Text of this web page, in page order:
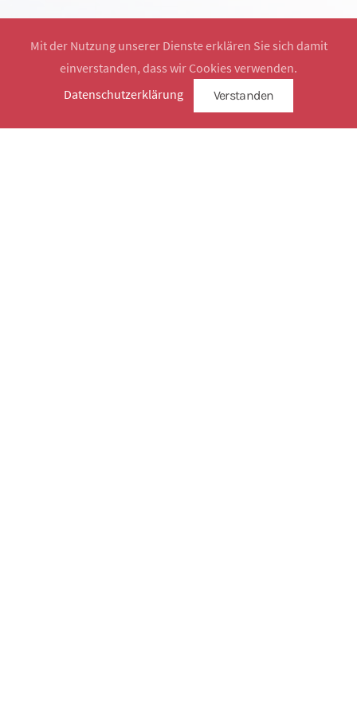
Mit der Nutzung unserer Dienste erklären Sie sich damit
einverstanden, dass wir Cookies verwenden.
Datenschutzerklärung
Verstanden